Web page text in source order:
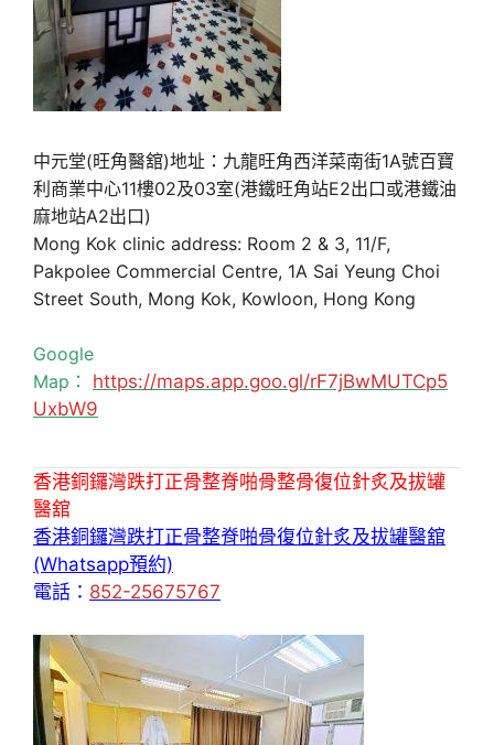
中元堂(旺角醫舘)地址：九龍旺角西洋菜南街1A號百寶
利商業中心11樓02及03室(港鐵旺角站E2出口或港鐵油
麻地站A2出口)
Mong Kok clinic address: Room 2 & 3, 11/F,
Pakpolee Commercial Centre, 1A Sai Yeung Choi
Street South, Mong Kok, Kowloon, Hong Kong
Google
Map： https://maps.app.goo.gl/rF7jBwMUTCp5
UxbW9
香港銅鑼灣跌打正骨整脊啪骨整骨復位針炙及拔罐
醫舘
香港銅鑼灣跌打正骨整脊啪骨復位針炙及拔罐醫舘
(Whatsapp預約)
電話： 852-25675767